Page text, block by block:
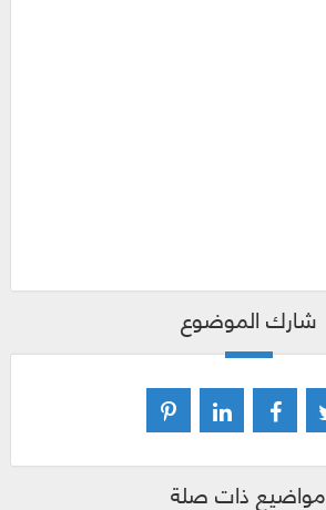
شارك الموضوع
مواضيع ذات صلة